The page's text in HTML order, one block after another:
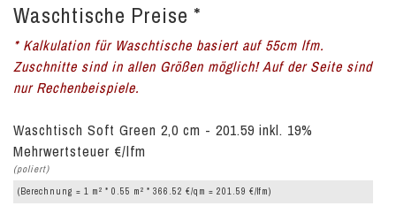
Waschtische Preise *
* Kalkulation für Waschtische basiert auf 55cm lfm.
Zuschnitte sind in allen Größen möglich! Auf der Seite sind
nur Rechenbeispiele.
Waschtisch Soft Green 2,0 cm - 201.59 inkl. 19%
Mehrwertsteuer €/lfm
(poliert)
(Berechnung = 1 m 2 * 0.55 m 2 * 366.52 €/qm = 201.59 €/lfm)